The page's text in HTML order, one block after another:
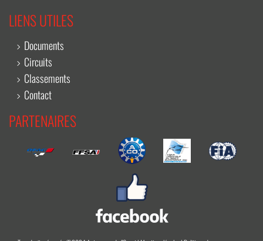
LIENS UTILES
Documents
Circuits
Classements
Contact
PARTENAIRES